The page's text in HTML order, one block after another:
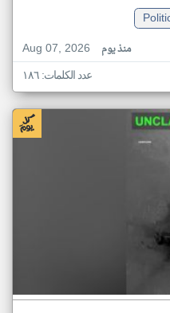
Aug 07, 2026
منذ يوم
عدد الكلمات: ١٨٦